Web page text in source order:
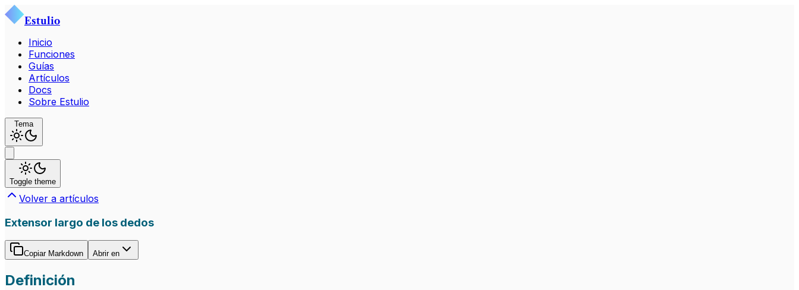
Estulio
Inicio
Funciones
Guías
Artículos
Docs
Sobre Estulio
Tema
Toggle theme
Volver a artículos
Extensor largo de los dedos
Copiar Markdown Abrir en
Definición